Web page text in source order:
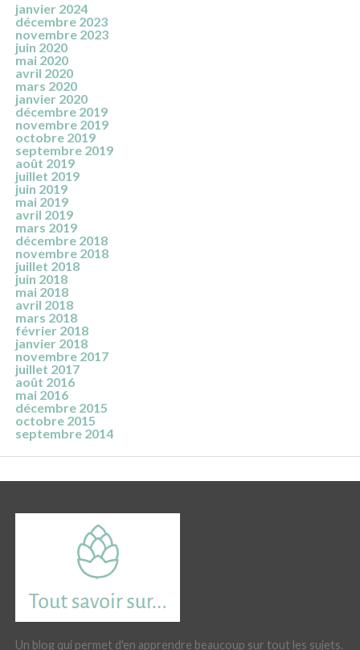
janvier 2024
décembre 2023
novembre 2023
juin 2020
mai 2020
avril 2020
mars 2020
janvier 2020
décembre 2019
novembre 2019
octobre 2019
septembre 2019
août 2019
juillet 2019
juin 2019
mai 2019
avril 2019
mars 2019
décembre 2018
novembre 2018
juillet 2018
juin 2018
mai 2018
avril 2018
mars 2018
février 2018
janvier 2018
novembre 2017
juillet 2017
août 2016
mai 2016
décembre 2015
octobre 2015
septembre 2014
Un blog qui permet d'en apprendre beaucoup sur tout les sujets.